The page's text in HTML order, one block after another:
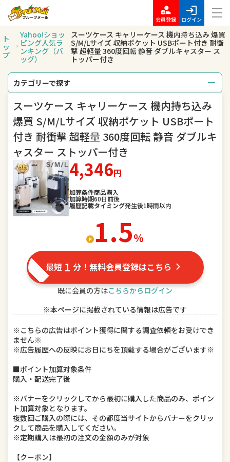
会員登録 ログイン
ト
ッ
プ
Yahoo!ショッ
ピング人気ラ
ンキング（バ
ッグ）
スーツケース キャリーケース 機内持ち込み 爆買
S/M/Lサイズ 収納ポケット USBポート付き 耐衝
撃 超軽量 360度回転 静音 ダブルキャスター ス
トッパー付き
カテゴリーで探す
総合 レディースファッション
メンズファッション バッグ
腕時計 キッズ・ベビー・マタニティ
スポーツ アウトドア、釣り
家電
食品
DIY、工具 キッチン用品・食器・調理器具
本・雑誌・コミック ゲーム、おもちゃ
楽器、手芸、コレクション 車用品・バイク用品
美容・コスメ・香水
ペット・ペットグッズ
スーツケース キャリーケース 機内持ち込み
爆買 S/M/Lサイズ 収納ポケット USBポート
付き 耐衝撃 超軽量 360度回転 静音 ダブルキ
ャスター ストッパー付き
4,346円
加算条件商品購入
加算時期60日前後
履歴記載タイミング発生後1時間以内
1.5％
最短 1 分！無料会員登録はこちら
既に会員の方はこちらからログイン
※本ページに掲載されている情報は広告です
※こちらの広告はポイント獲得に関する調査依頼をお受けでき
ません※
※広告履歴への反映にお日にちを頂戴する場合がございます※
■ポイント加算対象条件
購入・配送完了後
※バナーをクリックしてから最初に購入した商品のみ、ポイン
ト加算対象となります。
複数回ご購入の際には、その都度当サイトからバナーをクリッ
クして商品を購入してください。
※定期購入は最初の注文の金額のみが対象
【クーポン】